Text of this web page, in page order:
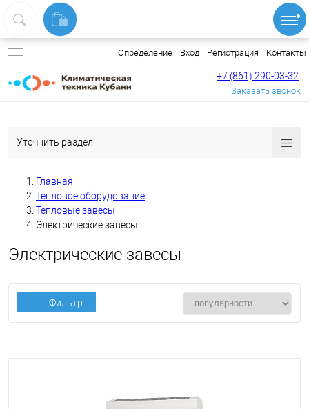
Определение Вход Регистрация Контакты
+7 (861) 290-03-32
Заказать звонок
Уточнить раздел
Главная
Тепловое оборудование
Тепловые завесы
Электрические завесы
Электрические завесы
Фильтр